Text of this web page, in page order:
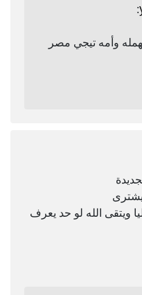
:
وأمه تيجي مصر
ويتقى الله لو حد يعرف